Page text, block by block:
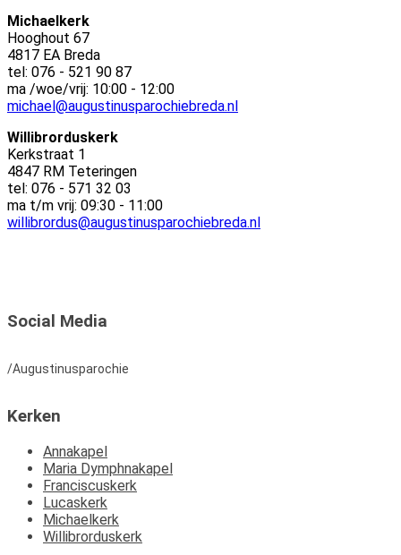
Michaelkerk
Hooghout 67
4817 EA Breda
tel: 076 - 521 90 87
ma /woe/vrij: 10:00 - 12:00
michael@augustinusparochiebreda.nl
Willibrorduskerk
Kerkstraat 1
4847 RM Teteringen
tel: 076 - 571 32 03
ma t/m vrij: 09:30 - 11:00
willibrordus@augustinusparochiebreda.nl
Social Media
/Augustinusparochie
Kerken
Annakapel
Maria Dymphnakapel
Franciscuskerk
Lucaskerk
Michaelkerk
Willibrorduskerk